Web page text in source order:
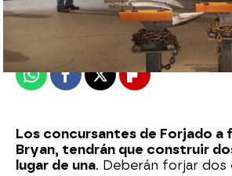
30 de noviembre de
WhatsappFacebook
X Flipboard
Los concursantes de Forjado a
Bryan, tendrán que construir
lugar de una. Deberán forjar dos